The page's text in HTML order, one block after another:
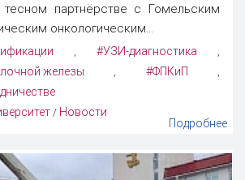
партнёрстве с Гомельским
онкологическим...
#УЗИ-диагностика
железы #ФПКиП
/ Новости
Подробнее